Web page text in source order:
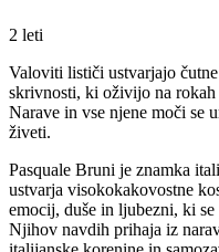
2 leti
Valoviti lističi ustvarjajo
skrivnosti, ki oživijo na
Narave in vse njene moči se
živeti.
Pasquale Bruni je znamka
ustvarja visokokakovostne
emocij, duše in ljubezni, ki
Njihov navdih prihaja iz